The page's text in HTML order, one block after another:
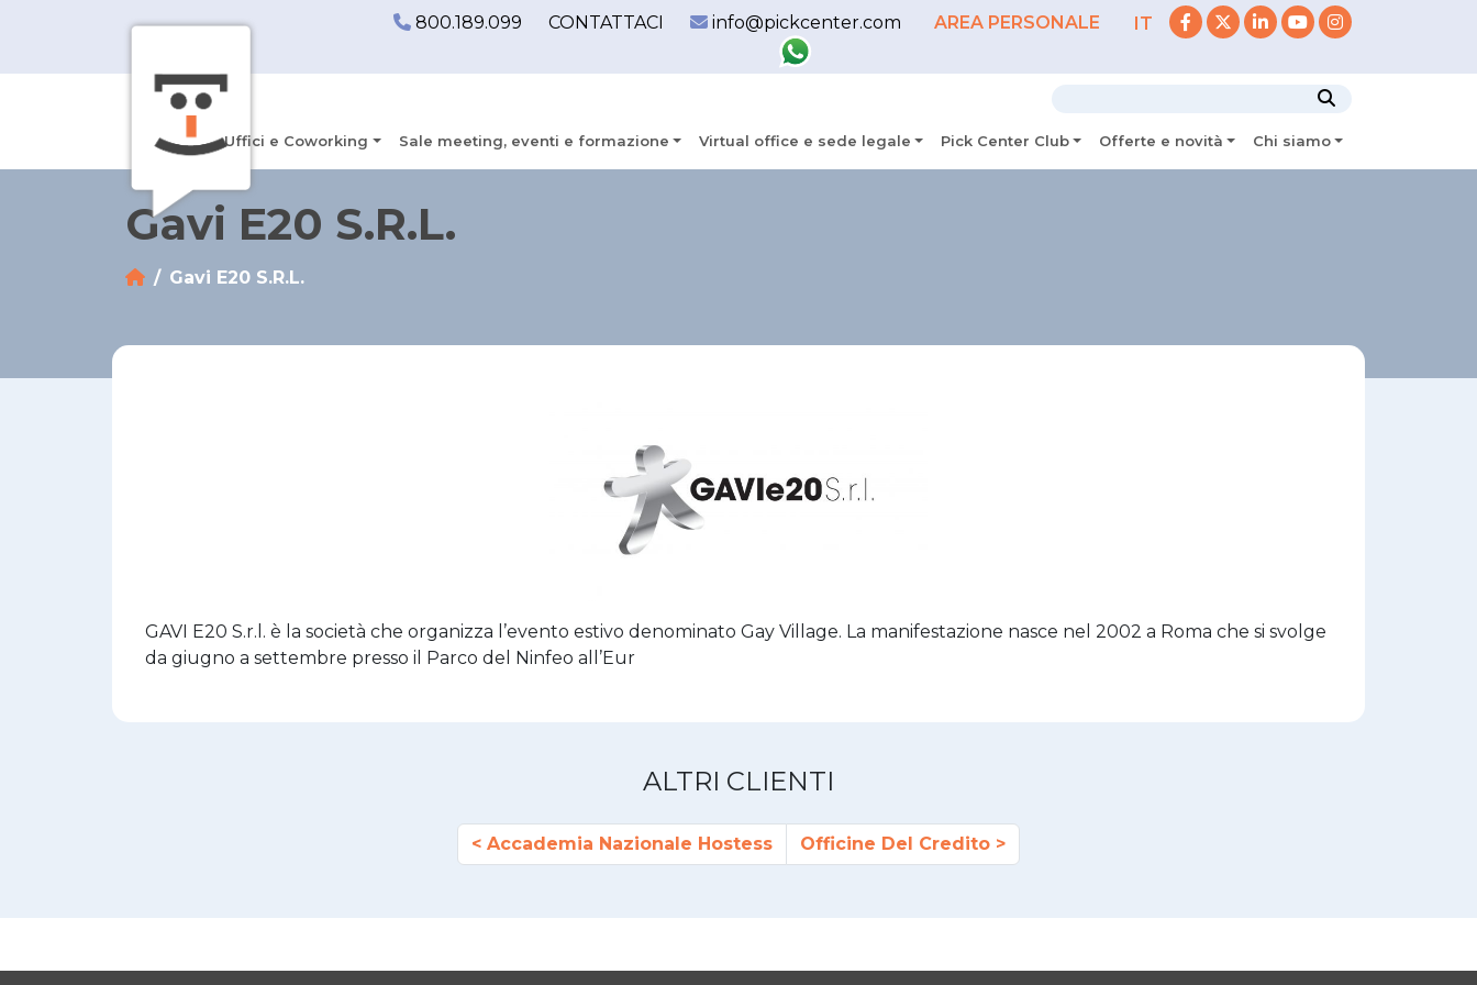
800.189.099 CONTATTACI info@pickcenter.com AREA PERSONALE IT
Uffici e Coworking Sale meeting, eventi e formazione Virtual office e sede legale Pick Center Club Offerte e novità Chi siamo
Gavi E20 S.R.L.
Gavi E20 S.R.L.
GAVI E20 S.r.l. è la società che organizza l’evento estivo denominato Gay Village. La manifestazione nasce nel 2002 a Roma che si svolge
da giugno a settembre presso il Parco del Ninfeo all’Eur
ALTRI CLIENTI
Accademia Nazionale Hostess Officine Del Credito